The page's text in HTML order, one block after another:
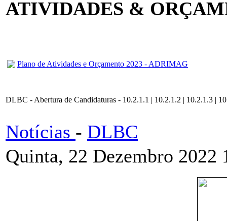
ATIVIDADES &
Plano de Atividades e Orçamento 2023 - ADRIMAG
DLBC - Abertura de Candidaturas - 10.2.1.1 | 10.2.1.2 | 10.2.1.3 |
Notícias - DLBC
Quinta, 22 Dezembro 2022